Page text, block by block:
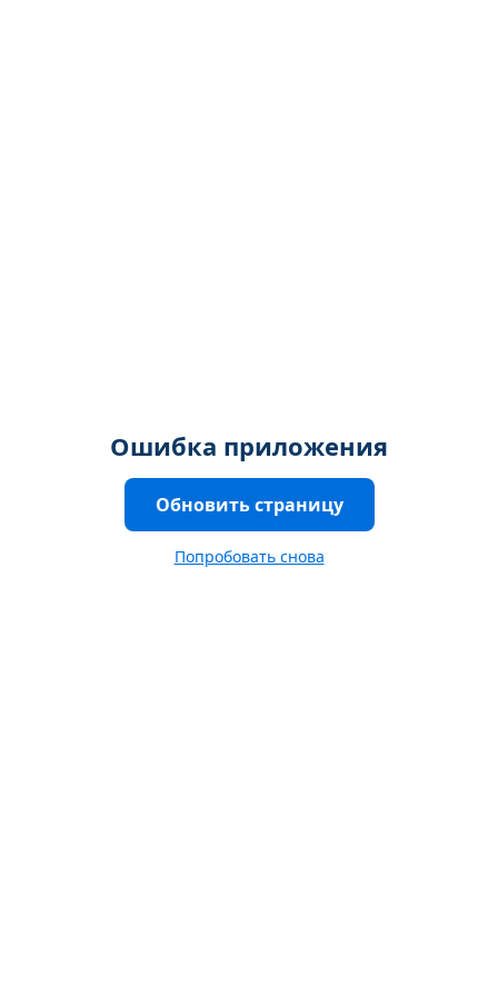
Ошибка приложения
Обновить страницу
Попробовать снова